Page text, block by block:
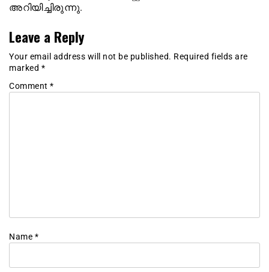
അറിയിച്ചിരുന്നു.
Leave a Reply
Your email address will not be published. Required fields are
marked *
Comment *
Name *